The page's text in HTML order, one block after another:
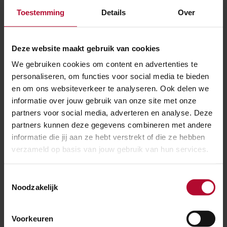
Toestemming Details Over
Deze website maakt gebruik van cookies
We gebruiken cookies om content en advertenties te
personaliseren, om functies voor social media te bieden
en om ons websiteverkeer te analyseren. Ook delen we
informatie over jouw gebruik van onze site met onze
partners voor social media, adverteren en analyse. Deze
partners kunnen deze gegevens combineren met andere
informatie die jij aan ze hebt verstrekt of die ze hebben
verzameld op basis van jouw gebruik van hun services.
Noodzakelijk
Voorkeuren
op de nieuwe trap van spoor 5-6. Hiervoor sluiten we
de trap enkele weken af. Veiligheidsmedewerkers
begeleiden reizigers als de trap afgesloten is.
Tijdens de werkzaamheden blijft het station
bereikbaar. We beperken de hinder zoveel mogelijk.